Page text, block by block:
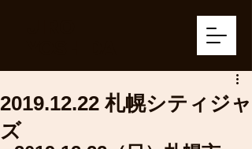
2019.12.22 札幌シティジャ
ズ